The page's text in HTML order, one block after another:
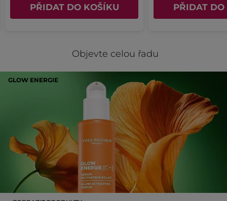
Velikost:
PŘIDAT DO KOŠÍKU PŘIDAT DO
Objevte celou řadu
GLOW ENERGIE